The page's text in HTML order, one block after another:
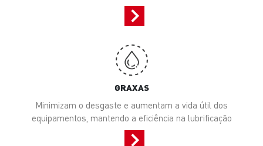
GRAXAS
Minimizam o desgaste e aumentam a vida útil dos
equipamentos, mantendo a eficiência na lubrificação